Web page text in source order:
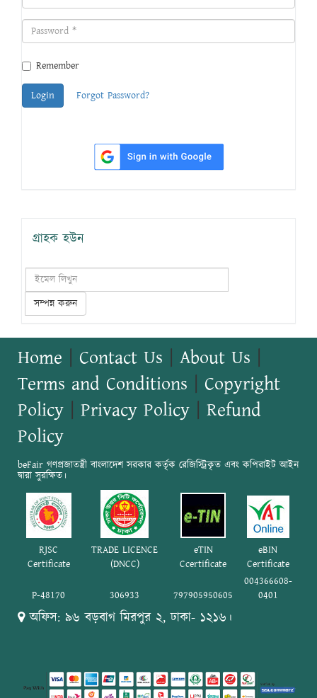
Remember
Login Forgot Password?
গ্রাহক হউন
সম্পন্ন করুন
Home Contact Us About Us
Terms and Conditions
Copyright
Policy
Privacy Policy
Refund
Policy
beFair গণপ্রজাতন্ত্রী বাংলাদেশ সরকার কর্তৃক রেজিস্ট্রিকৃত এবং কপিরাইট আইন
দ্বারা সুরক্ষিত।
RJSC
Certificate
TRADE LICENCE
(DNCC)
eTIN
Ccertificate
eBIN
Certificate
P-48170 306933 797905950605
004366608-
0401
অফিস: ৯৬ বড়বাগ মিরপুর ২, ঢাকা- ১২১৬।